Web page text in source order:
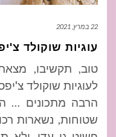
22 במרץ, 2021
עוגיות שוקולד
טוב, תקשיבו,
לעוגיות שוקולד
הרבה מתכונים …
שטוחות, נשארות